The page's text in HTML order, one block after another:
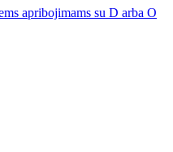
apribojimams su D arba O